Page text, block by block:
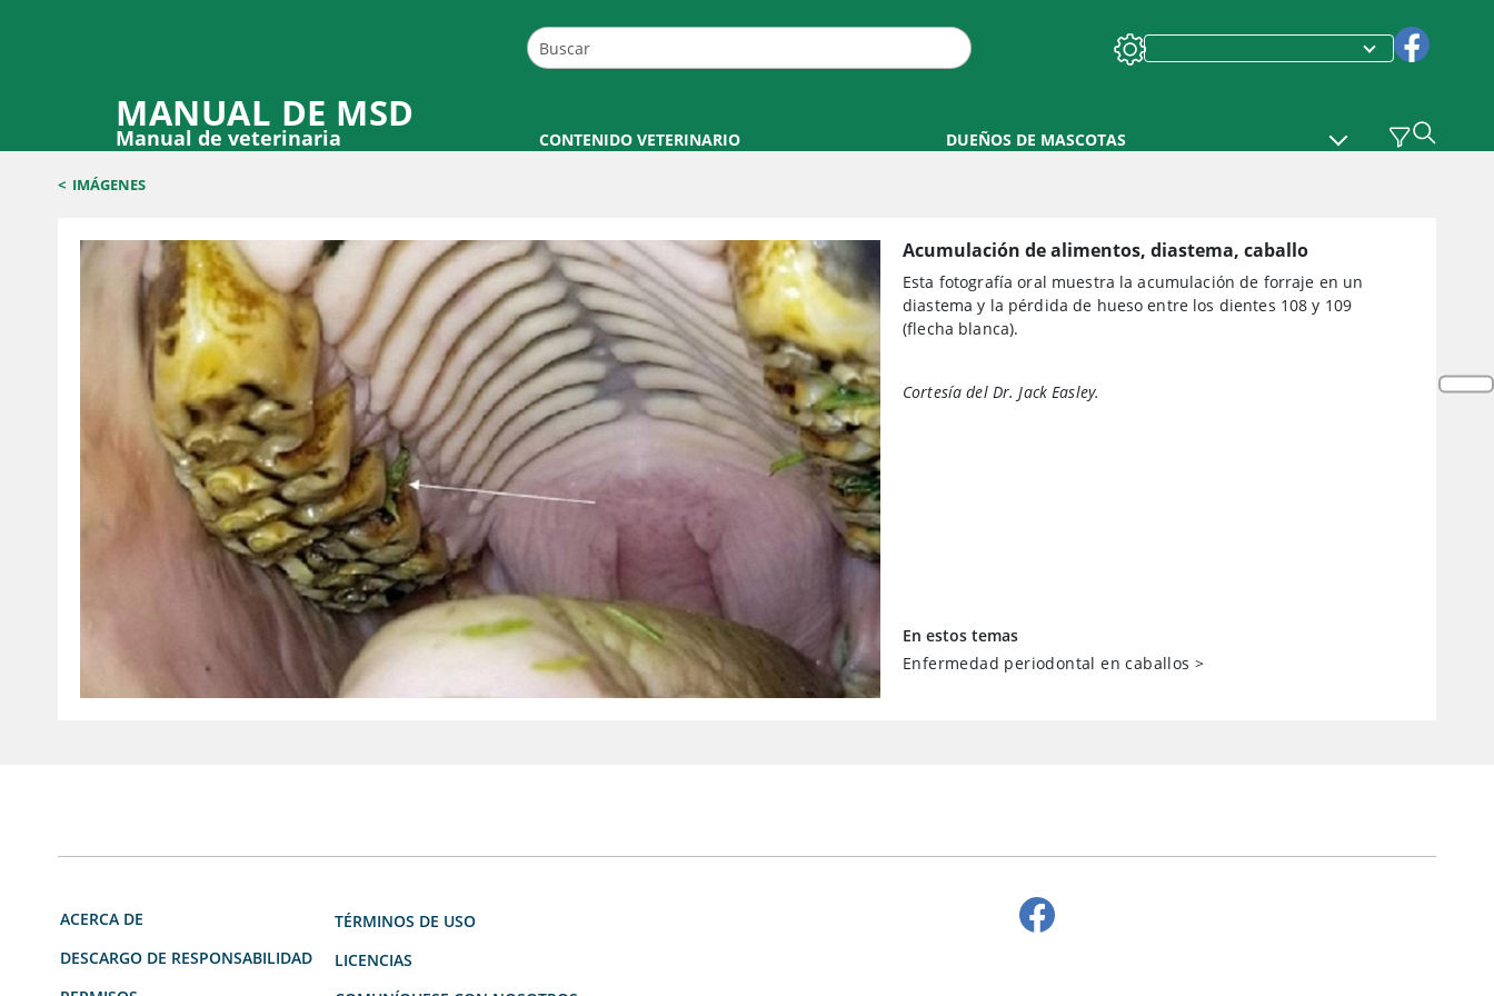
MANUAL DE MSD
Manual de veterinaria CONTENIDO VETERINARIO DUEÑOS DE MASCOTAS
< IMÁGENES
Acumulación de alimentos, diastema, caballo
Esta fotografía oral muestra la acumulación de forraje en un
diastema y la pérdida de hueso entre los dientes 108 y 109
(flecha blanca).
Cortesía del Dr. Jack Easley.
En estos temas
Enfermedad periodontal en caballos >
ACERCA DE
DESCARGO DE RESPONSABILIDAD
TÉRMINOS DE USO
LICENCIAS